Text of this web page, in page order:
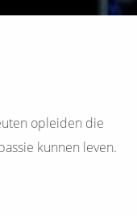
opleiden die
kunnen leven.